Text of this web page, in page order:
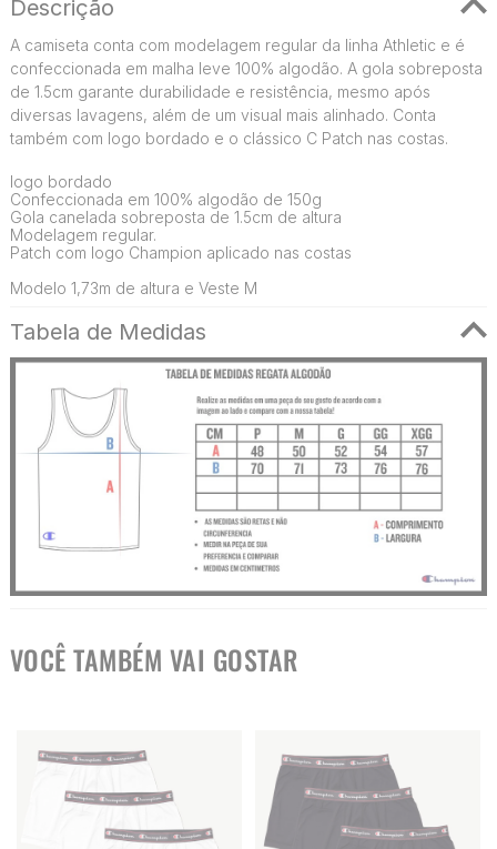
Descrição
A camiseta conta com modelagem regular da linha Athletic e é
confeccionada em malha leve 100% algodão. A gola sobreposta
de 1.5cm garante durabilidade e resistência, mesmo após
diversas lavagens, além de um visual mais alinhado. Conta
também com logo bordado e o clássico C Patch nas costas.
logo bordado
Confeccionada em 100% algodão de 150g
Gola canelada sobreposta de 1.5cm de altura
Modelagem regular.
Patch com logo Champion aplicado nas costas
Modelo 1,73m de altura e Veste M
Tabela de Medidas
VOCÊ TAMBÉM VAI GOSTAR